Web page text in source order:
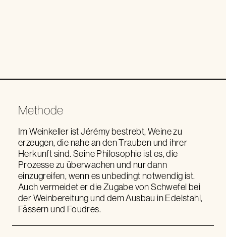
Methode
Im Weinkeller ist Jérémy bestrebt, Weine zu
erzeugen, die nahe an den Trauben und ihrer
Herkunft sind. Seine Philosophie ist es, die
Prozesse zu überwachen und nur dann
einzugreifen, wenn es unbedingt notwendig ist.
Auch vermeidet er die Zugabe von Schwefel bei
der Weinbereitung und dem Ausbau in Edelstahl,
Fässern und Foudres.